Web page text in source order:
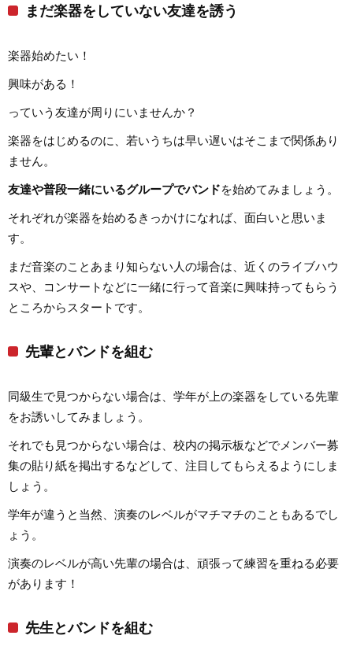
まだ楽器をしていない友達を誘う
楽器始めたい！
興味がある！
っていう友達が周りにいませんか？
楽器をはじめるのに、若いうちは早い遅いはそこまで関係あり
ません。
友達や普段一緒にいるグループでバンドを始めてみましょう。
それぞれが楽器を始めるきっかけになれば、面白いと思いま
す。
まだ音楽のことあまり知らない人の場合は、近くのライブハウ
スや、コンサートなどに一緒に行って音楽に興味持ってもらう
ところからスタートです。
先輩とバンドを組む
同級生で見つからない場合は、学年が上の楽器をしている先輩
をお誘いしてみましょう。
それでも見つからない場合は、校内の掲示板などでメンバー募
集の貼り紙を掲出するなどして、注目してもらえるようにしま
しょう。
学年が違うと当然、演奏のレベルがマチマチのこともあるでし
ょう。
演奏のレベルが高い先輩の場合は、頑張って練習を重ねる必要
があります！
先生とバンドを組む